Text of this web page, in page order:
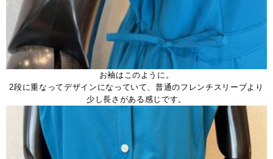
お袖はこのように。
2段に重なってデザインになっていて、普通のフレンチスリーブより
少し長さがある感じです。